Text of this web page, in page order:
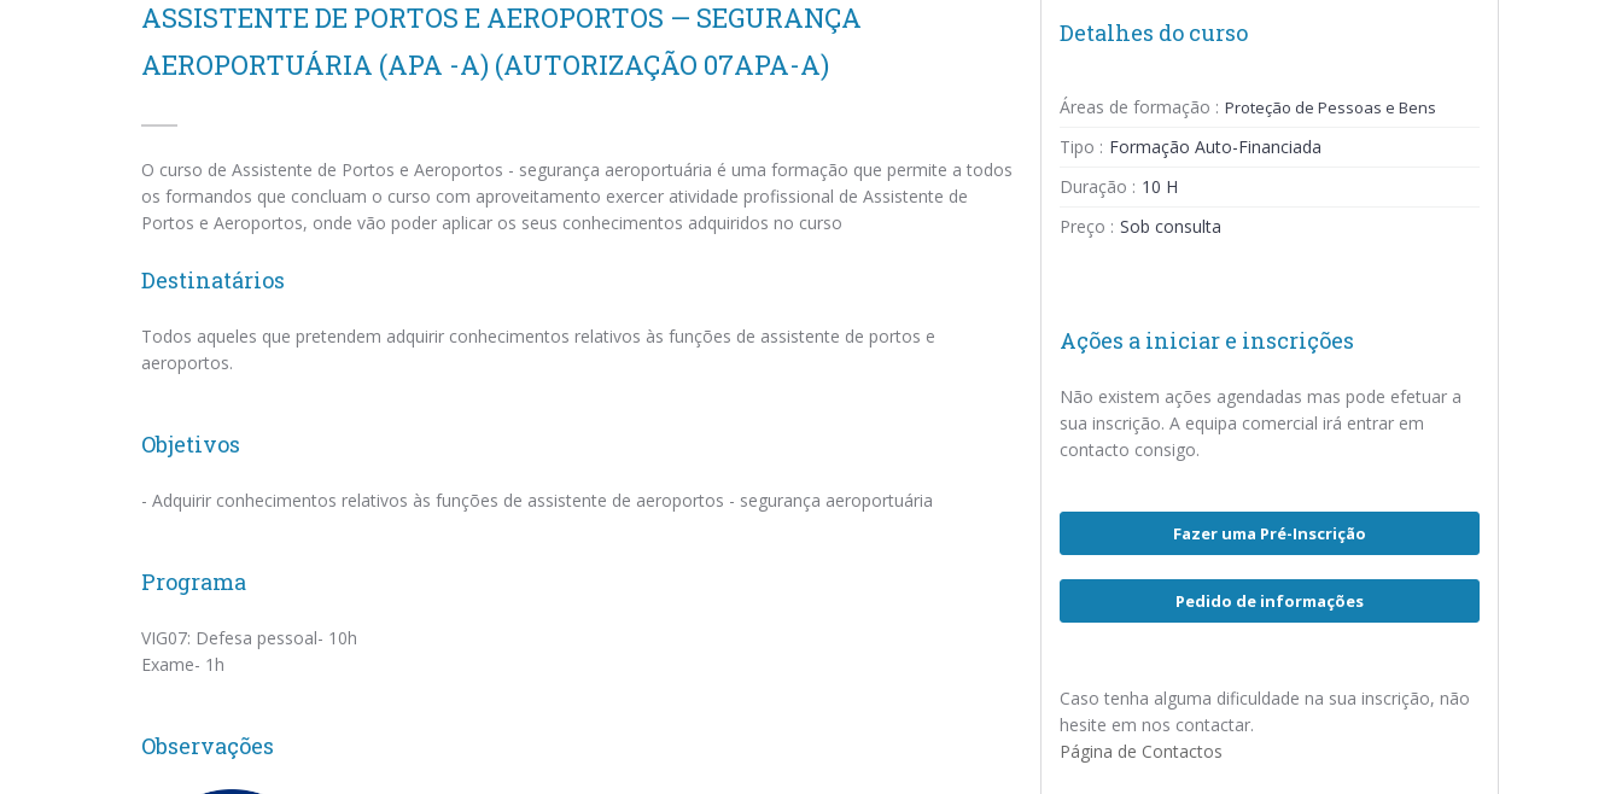
ASSISTENTE DE PORTOS E AEROPORTOS — SEGURANÇA
AEROPORTUÁRIA (APA -A) (AUTORIZAÇÃO 07APA-A)
O curso de Assistente de Portos e Aeroportos - segurança aeroportuária é uma formação que permite a todos
os formandos que concluam o curso com aproveitamento exercer atividade profissional de Assistente de
Portos e Aeroportos, onde vão poder aplicar os seus conhecimentos adquiridos no curso
Destinatários
Todos aqueles que pretendem adquirir conhecimentos relativos às funções de assistente de portos e
aeroportos.
Objetivos
- Adquirir conhecimentos relativos às funções de assistente de aeroportos - segurança aeroportuária
Programa
VIG07: Defesa pessoal- 10h
Exame- 1h
Observações
Detalhes do curso
Áreas de formação : Proteção de Pessoas e Bens
Tipo : Formação Auto-Financiada
Duração : 10 H
Preço : Sob consulta
Ações a iniciar e inscrições
Não existem ações agendadas mas pode efetuar a
sua inscrição. A equipa comercial irá entrar em
contacto consigo.
Fazer uma Pré-Inscrição
Pedido de informações
Caso tenha alguma dificuldade na sua inscrição, não
hesite em nos contactar.
Página de Contactos